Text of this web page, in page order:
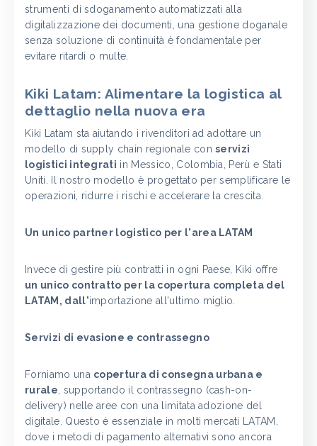
strumenti di sdoganamento automatizzati alla
digitalizzazione dei documenti, una gestione doganale
senza soluzione di continuità è fondamentale per
evitare ritardi o multe.
Kiki Latam: Alimentare la logistica al
dettaglio nella nuova era
Kiki Latam sta aiutando i rivenditori ad adottare un
modello di supply chain regionale conservizi
logistici integrati in Messico, Colombia, Perù e Stati
Uniti. Il nostro modello è progettato per semplificare le
operazioni, ridurre i rischi e accelerare la crescita.
Un unico partner logistico per l'area LATAM
Invece di gestire più contratti in ogni Paese, Kiki offre
un unico contratto per la copertura completa del
LATAM, dall'importazione all'ultimo miglio.
Servizi di evasione e contrassegno
Forniamo una copertura di consegna urbana e
rurale, supportando il contrassegno (cash-on-
delivery) nelle aree con una limitata adozione del
digitale. Questo è essenziale in molti mercati LATAM,
dove i metodi di pagamento alternativi sono ancora